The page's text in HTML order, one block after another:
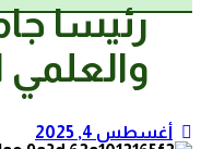
رئيسا
أغسطس 4, 2025